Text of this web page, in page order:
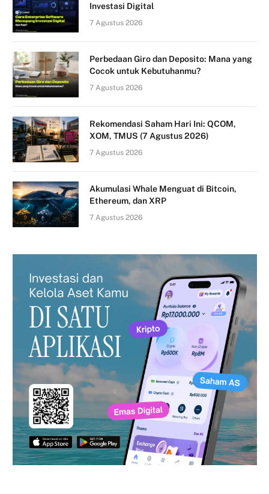
Investasi Digital
7 Agustus 2026
Perbedaan Giro dan Deposito: Mana yang
Cocok untuk Kebutuhanmu?
7 Agustus 2026
Rekomendasi Saham Hari Ini: QCOM,
XOM, TMUS (7 Agustus 2026)
7 Agustus 2026
Akumulasi Whale Menguat di Bitcoin,
Ethereum, dan XRP
7 Agustus 2026